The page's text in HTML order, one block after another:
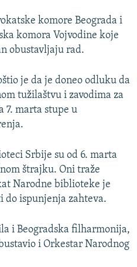
komore Beograda i
komora Vojvodine koje
obustavljaju rad.
je da je doneo odluku da
tužilaštvu i zavodima za
7. marta stupe u
Srbije su od 6. marta
štrajku. Oni traže
Narodne biblioteke je
do ispunjenja zahteva.
i Beogradska filharmonija,
i Orkestar Narodnog